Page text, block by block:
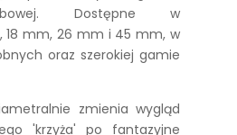
Dostępne w
18 mm, 26 mm i 45 mm, w
oraz szerokiej gamie
zmienia wygląd
'krzyża' po fantazyjne